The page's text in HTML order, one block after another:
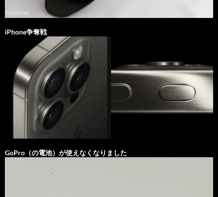
iPhone争奪戦
GoPro（の電池）が使えなくなりました